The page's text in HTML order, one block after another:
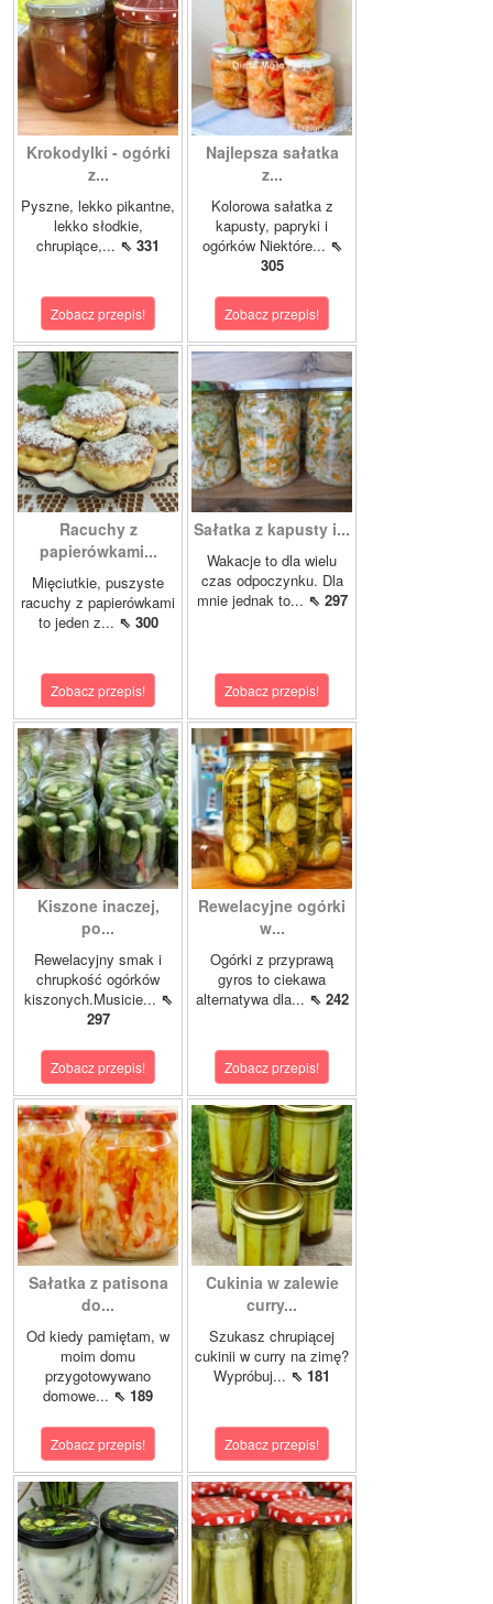
Krokodylki - ogórki
z...
Pyszne, lekko pikantne,
lekko słodkie,
chrupiące,... ⇖ 331
Zobacz przepis!
Najlepsza sałatka
z...
Kolorowa sałatka z
kapusty, papryki i
ogórków Niektóre... ⇖
305
Zobacz przepis!
Racuchy z
papierówkami...
Mięciutkie, puszyste
racuchy z papierówkami
to jeden z... ⇖ 300
Zobacz przepis!
Sałatka z kapusty i...
Wakacje to dla wielu
czas odpoczynku. Dla
mnie jednak to... ⇖ 297
Zobacz przepis!
Kiszone inaczej,
po...
Rewelacyjny smak i
chrupkość ogórków
kiszonych.Musicie... ⇖
297
Zobacz przepis!
Rewelacyjne ogórki
w...
Ogórki z przyprawą
gyros to ciekawa
alternatywa dla... ⇖ 242
Zobacz przepis!
Sałatka z patisona
do...
Od kiedy pamiętam, w
moim domu
przygotowywano
domowe... ⇖ 189
Zobacz przepis!
Cukinia w zalewie
curry...
Szukasz chrupiącej
cukinii w curry na zimę?
Wypróbuj... ⇖ 181
Zobacz przepis!